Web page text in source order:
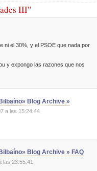
III”
ni el 30%, y el PSOE que nada por
y expongo las razones que nos
Blog Archive »
a las 15:24:44
Blog Archive » FAQ
las 23:55:41